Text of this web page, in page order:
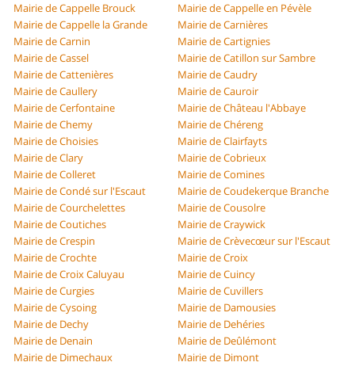
Mairie de Cappelle Brouck
Mairie de Cappelle en Pévèle
Mairie de Cappelle la Grande
Mairie de Carnières
Mairie de Carnin
Mairie de Cartignies
Mairie de Cassel
Mairie de Catillon sur Sambre
Mairie de Cattenières
Mairie de Caudry
Mairie de Caullery
Mairie de Cauroir
Mairie de Cerfontaine
Mairie de Château l'Abbaye
Mairie de Chemy
Mairie de Chéreng
Mairie de Choisies
Mairie de Clairfayts
Mairie de Clary
Mairie de Cobrieux
Mairie de Colleret
Mairie de Comines
Mairie de Condé sur l'Escaut
Mairie de Coudekerque Branche
Mairie de Courchelettes
Mairie de Cousolre
Mairie de Coutiches
Mairie de Craywick
Mairie de Crespin
Mairie de Crèvecœur sur l'Escaut
Mairie de Crochte
Mairie de Croix
Mairie de Croix Caluyau
Mairie de Cuincy
Mairie de Curgies
Mairie de Cuvillers
Mairie de Cysoing
Mairie de Damousies
Mairie de Dechy
Mairie de Dehéries
Mairie de Denain
Mairie de Deûlémont
Mairie de Dimechaux
Mairie de Dimont